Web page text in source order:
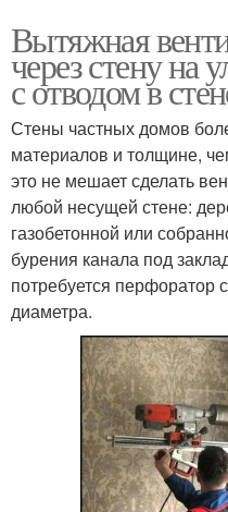
Вытяжная
через стену на
с отводом в
Стены частных домов
материалов и толщине,
это не мешает сделать
любой несущей стене:
газобетонной или
бурения канала под
потребуется перфоратор
диаметра.